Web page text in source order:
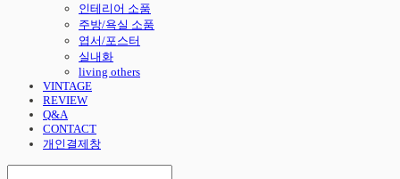
인테리어 소품
주방/욕실 소품
엽서/포스터
실내화
living others
VINTAGE
REVIEW
Q&A
CONTACT
개인결제창